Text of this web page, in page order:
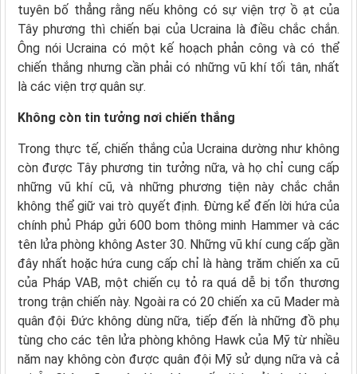
tuyên bố thẳng rằng nếu không có sự viện trợ ồ ạt của
Tây phương thì chiến bại của Ucraina là điều chắc chắn.
Ông nói Ucraina có một kế hoạch phản công và có thể
chiến thắng nhưng cần phải có những vũ khí tối tân, nhất
là các viện trợ quân sự.
Không còn tin tưởng nơi chiến thắng
Trong thực tế, chiến thắng của Ucraina dường như không
còn được Tây phương tin tưởng nữa, và họ chỉ cung cấp
những vũ khí cũ, và những phương tiện này chắc chắn
không thể giữ vai trò quyết định. Đừng kể đến lời hứa của
chính phủ Pháp gửi 600 bom thông minh Hammer và các
tên lửa phòng không Aster 30. Những vũ khí cung cấp gần
đây nhất hoặc hứa cung cấp chỉ là hàng trăm chiến xa cũ
của Pháp VAB, một chiến cụ tỏ ra quá dễ bị tổn thương
trong trận chiến này. Ngoài ra có 20 chiến xa cũ Mader mà
quân đội Đức không dùng nữa, tiếp đến là những đồ phụ
tùng cho các tên lửa phòng không Hawk của Mỹ từ nhiều
năm nay không còn được quân đội Mỹ sử dụng nữa và cả